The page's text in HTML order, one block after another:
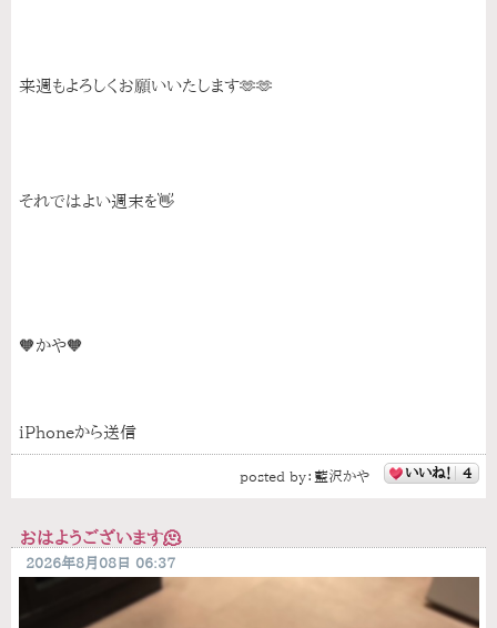
来週もよろしくお願いいたします🫶🫶
それではよい週末を👋
🧡かや🧡
iPhoneから送信
posted by： 藍沢かや いいね！ 4
おはようございます🫠
2026年8月08日 06:37